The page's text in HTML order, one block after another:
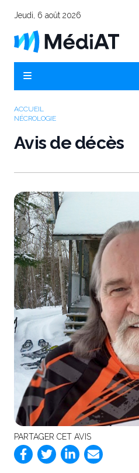
Jeudi, 6 août 2026
ACCUEIL
NÉCROLOGIE
Avis de décès
PARTAGER CET AVIS